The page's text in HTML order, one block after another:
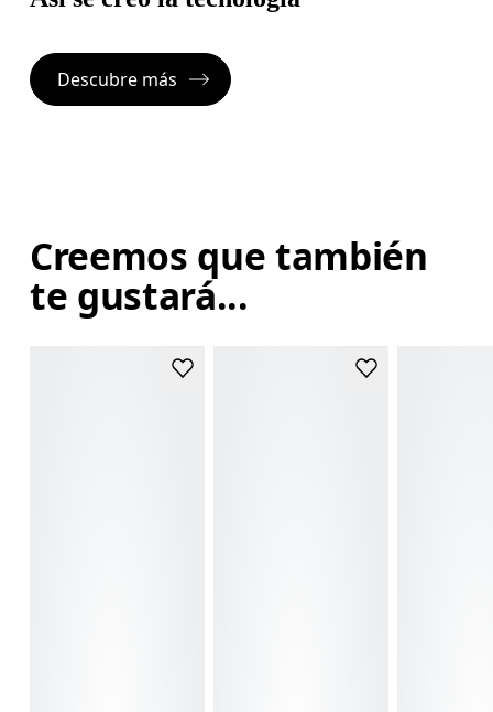
Descubre más
Creemos que también
te gustará...